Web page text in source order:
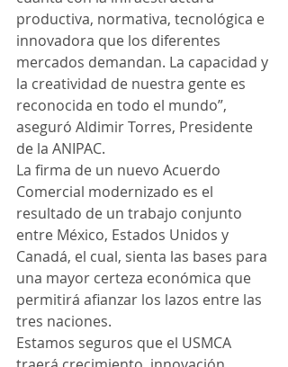
productiva, normativa, tecnológica e
innovadora que los diferentes
mercados demandan. La capacidad y
la creatividad de nuestra gente es
reconocida en todo el mundo”,
aseguró Aldimir Torres, Presidente
de la ANIPAC.
La firma de un nuevo Acuerdo
Comercial modernizado es el
resultado de un trabajo conjunto
entre México, Estados Unidos y
Canadá, el cual, sienta las bases para
una mayor certeza económica que
permitirá afianzar los lazos entre las
tres naciones.
Estamos seguros que el USMCA